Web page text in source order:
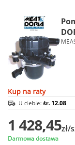
Kup na raty
U ciebie:śr. 12.08
1 428,45zł/
Darmowa dostawa